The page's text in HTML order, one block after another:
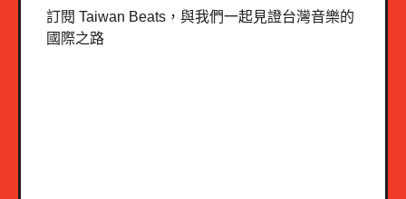
訂閱 Taiwan Beats，與我們一起見證台灣音樂的
國際之路